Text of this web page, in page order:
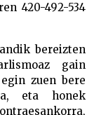
420-492-534
bereizten
gain
zuen bere
eta honek